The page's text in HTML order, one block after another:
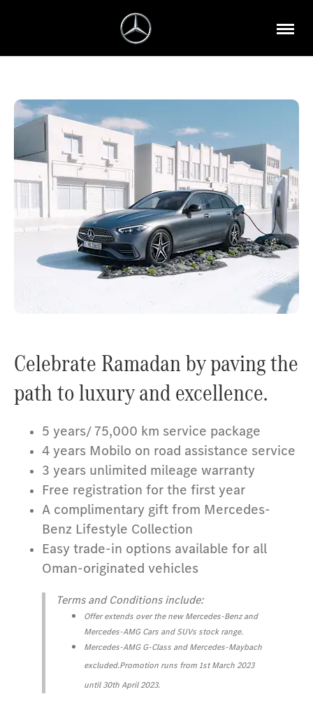
Celebrate Ramadan by paving the
path to luxury and excellence.
5 years/ 75,000 km service package
4 years Mobilo on road assistance service
3 years unlimited mileage warranty
Free registration for the first year
A complimentary gift from Mercedes-
Benz Lifestyle Collection
Easy trade-in options available for all
Oman-originated vehicles
Terms and Conditions include:
Offer extends over the new Mercedes-Benz and
Mercedes-AMG Cars and SUVs stock range.
Mercedes-AMG G-Class and Mercedes-Maybach
excluded.Promotion runs from 1st March 2023
until 30th April 2023.